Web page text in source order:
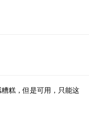
糕，但是可用，只能这